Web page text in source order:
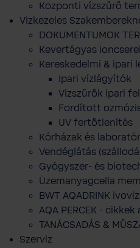
Központi vízszűrő
Vizkezeles
DOKUMENTUMOK
Kevertágyas
Kereskedelmi & ipari
Ipari vízlágyítók
Vízszűrők ipari
Fordított
UV fertőtlenítés
Kórházak és
Vendéglátás
Gyógyszer- és
Üzemanyagcella
BWT AQADRINK
AQA PERCEK - cikkek
TANÁCSADÁS &
Szerviz